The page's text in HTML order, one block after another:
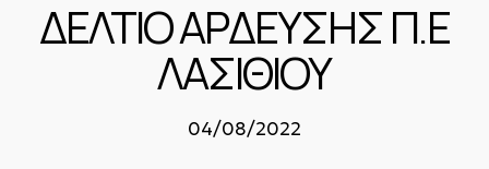
ΔΕΛΤΙΟ ΑΡΔΕΥΣΗΣ Π.Ε
ΛΑΣΙΘΙΟΥ
04/08/2022